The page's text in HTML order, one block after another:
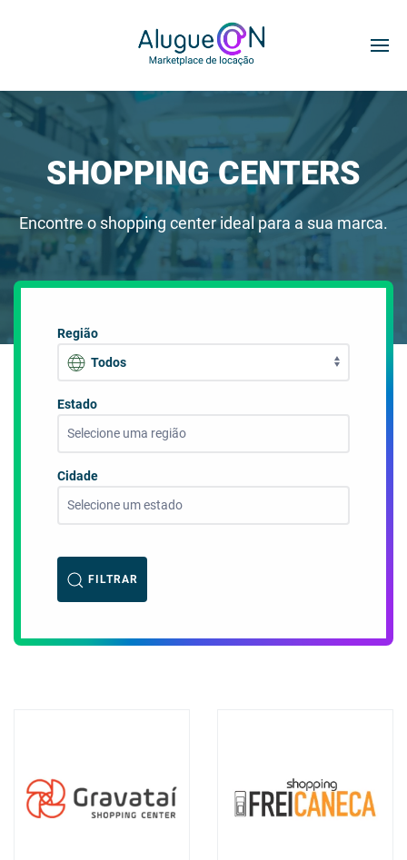
SHOPPING CENTERS
Encontre o shopping center ideal para a sua marca.
Região
Estado
Selecione uma região
Cidade
Selecione um estado
FILTRAR